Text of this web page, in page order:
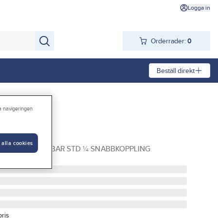
Logga in
Orderrader: 0
Beställ direkt
6-8 BAR STD ¼ SNABBKOPPLING
navigeringen
alla cookies